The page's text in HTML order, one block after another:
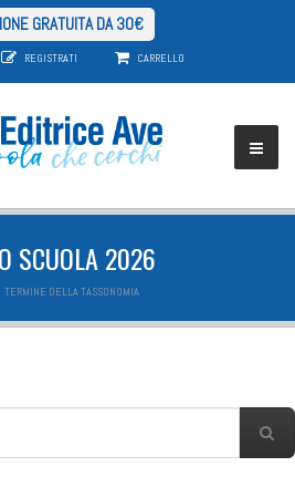
GRATUITA DA 30€
REGISTRATI CARRELLO
SCUOLA 2026
TERMINE DELLA TASSONOMIA